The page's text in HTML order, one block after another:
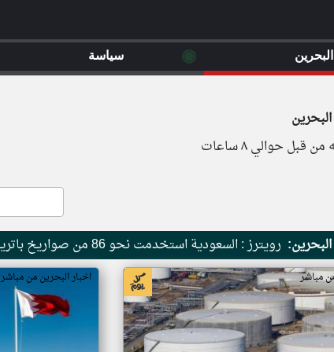
قبل حوالي ٨ ساعات
رويترز : السعودية استخدمت نحو 86 من صواريخ باتريوت الاعتراضية من طراز PAC-3
مباشر اخبار البحرين من مباشر
البحرين ◉ سياسة